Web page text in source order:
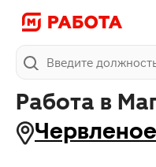
Работа в
Червленое